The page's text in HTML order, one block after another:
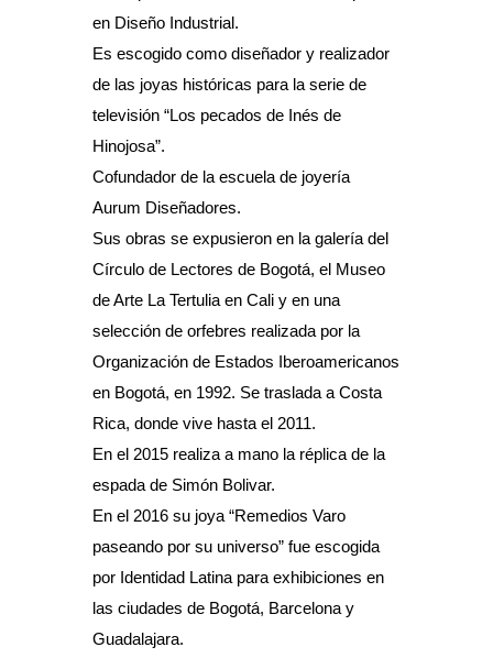
en Diseño Industrial.
Es escogido como diseñador y realizador
de las joyas históricas para la serie de
televisión “Los pecados de Inés de
Hinojosa”.
Cofundador de la escuela de joyería
Aurum Diseñadores.
Sus obras se expusieron en la galería del
Círculo de Lectores de Bogotá, el Museo
de Arte La Tertulia en Cali y en una
selección de orfebres realizada por la
Organización de Estados Iberoamericanos
en Bogotá, en 1992. Se traslada a Costa
Rica, donde vive hasta el 2011.
En el 2015 realiza a mano la réplica de la
espada de Simón Bolivar.
En el 2016 su joya “Remedios Varo
paseando por su universo” fue escogida
por Identidad Latina para exhibiciones en
las ciudades de Bogotá, Barcelona y
Guadalajara.